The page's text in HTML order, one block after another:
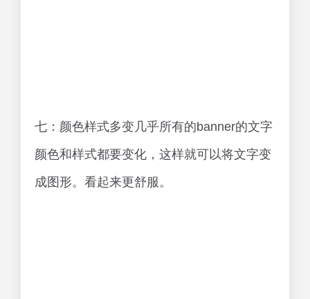
七：颜色样式多变几乎所有的banner的文字
颜色和样式都要变化，这样就可以将文字变
成图形。看起来更舒服。